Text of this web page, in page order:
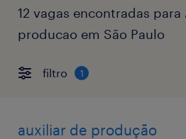
12 vagas encontradas
producao em São Paulo
filtro 1
auxiliar de produção